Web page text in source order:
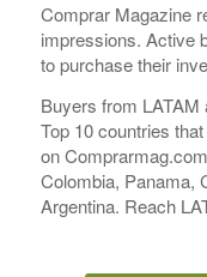
Comprar Magazine
impressions. Active
to purchase their
Buyers from LATAM
Top 10 countries
on
Colombia, Panama,
Argentina. Reach